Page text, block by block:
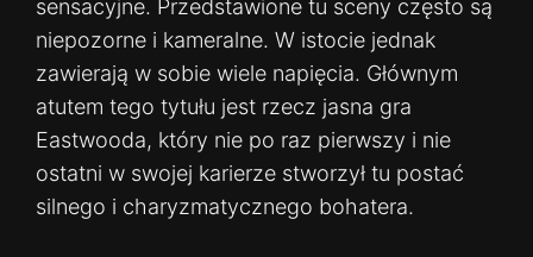
sensacyjne. Przedstawione tu sceny często są
niepozorne i kameralne. W istocie jednak
zawierają w sobie wiele napięcia. Głównym
atutem tego tytułu jest rzecz jasna gra
Eastwooda, który nie po raz pierwszy i nie
ostatni w swojej karierze stworzył tu postać
silnego i charyzmatycznego bohatera.